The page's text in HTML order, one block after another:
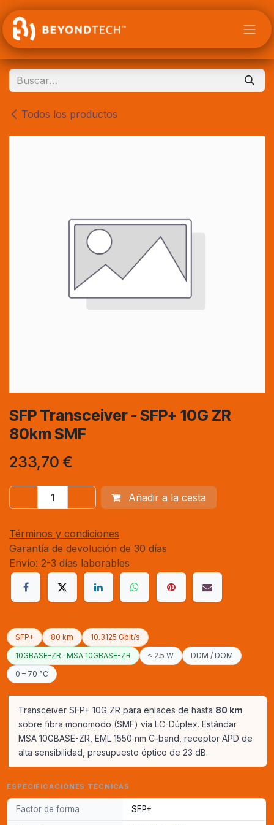
Ir al contenido
Todos los productos
SFP Transceiver - SFP+ 10G ZR
80km SMF
233,70 €
Añadir a la cesta
Términos y condiciones
Garantía de devolución de 30 días
Envío: 2-3 días laborables
SFP+ 80 km
10.3125 Gbit/s
10GBASE-ZR · MSA 10GBASE-ZR
≤ 2.5 W
DDM / DOM
0 – 70 °C
Transceiver SFP+ 10G ZR para enlaces de hasta 80 km
sobre fibra monomodo (SMF) vía LC-Dúplex. Estándar
MSA 10GBASE-ZR, EML 1550 nm C-band, receptor APD de
alta sensibilidad, presupuesto óptico de 23 dB.
ESPECIFICACIONES TÉCNICAS
Factor de forma SFP+